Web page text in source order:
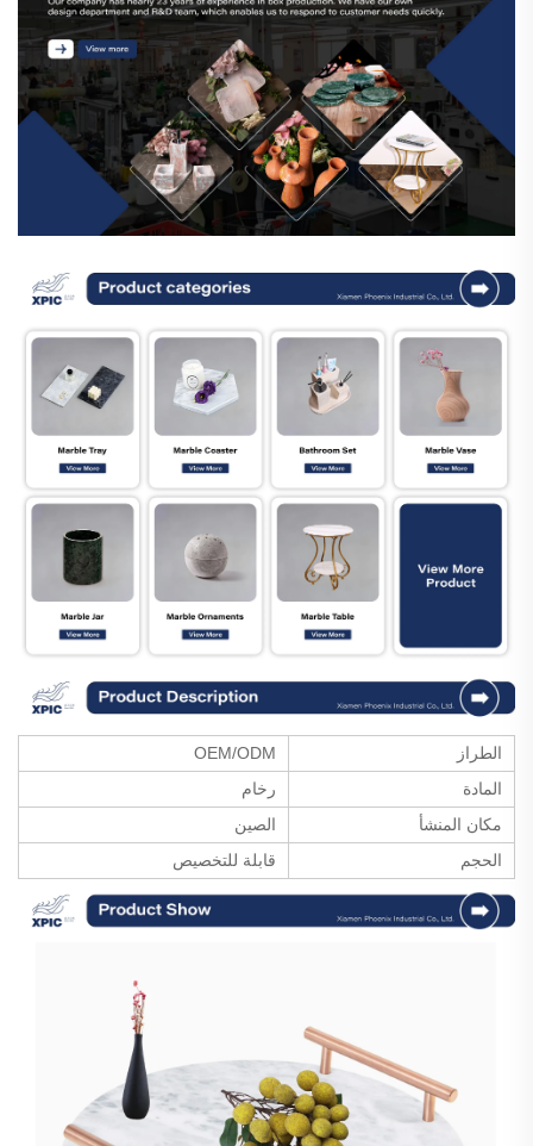
الطراز
OEM/ODM
المادة
رخام
مكان المنشأ
الصين
الحجم
قابلة للتخصيص